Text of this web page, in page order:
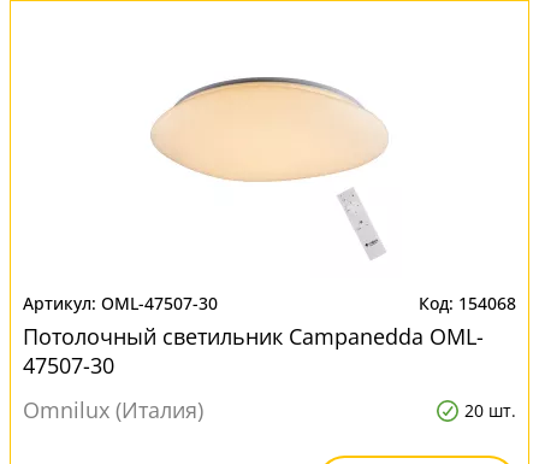
OML-47507-30 154068
Потолочный светильник Campanedda OML-
47507-30
Omnilux (Италия)
20 шт.